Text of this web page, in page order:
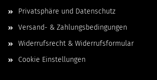
Privatsphäre und Datenschutz
Versand- & Zahlungsbedingungen
Widerrufsrecht & Widerrufsformular
Cookie Einstellungen